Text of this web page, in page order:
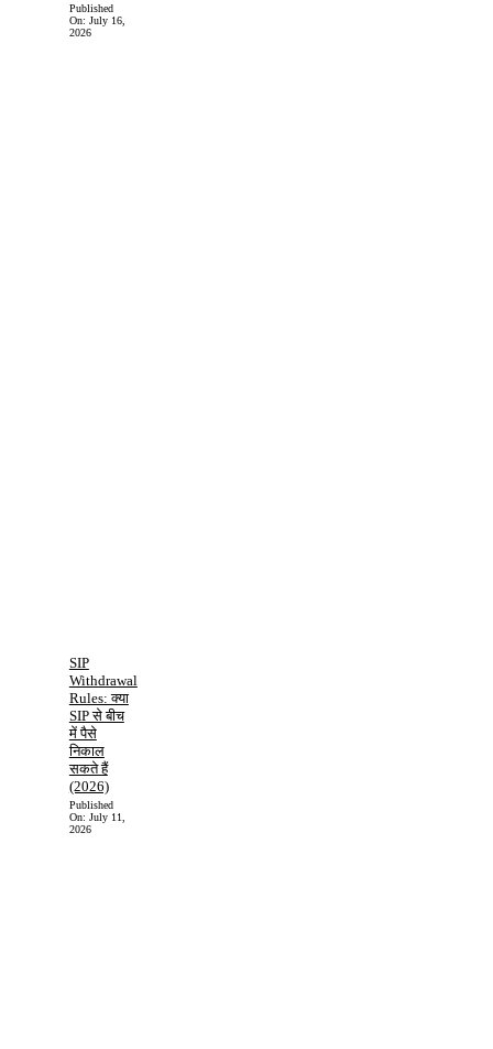
Published
On: July 16,
2026
SIP
Withdrawal
Rules: क्या
SIP से बीच
में पैसे
निकाल
सकते हैं
(2026)
Published
On: July 11,
2026